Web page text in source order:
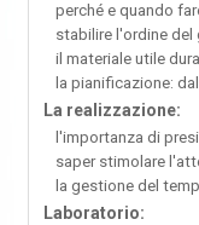
perché e quando
stabilire l'ordine del
il materiale utile
la pianificazione:
La realizzazione:
l'importanza di
saper stimolare
la gestione del
Laboratorio: